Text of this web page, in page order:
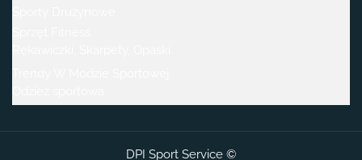
DPI Sport Service ©